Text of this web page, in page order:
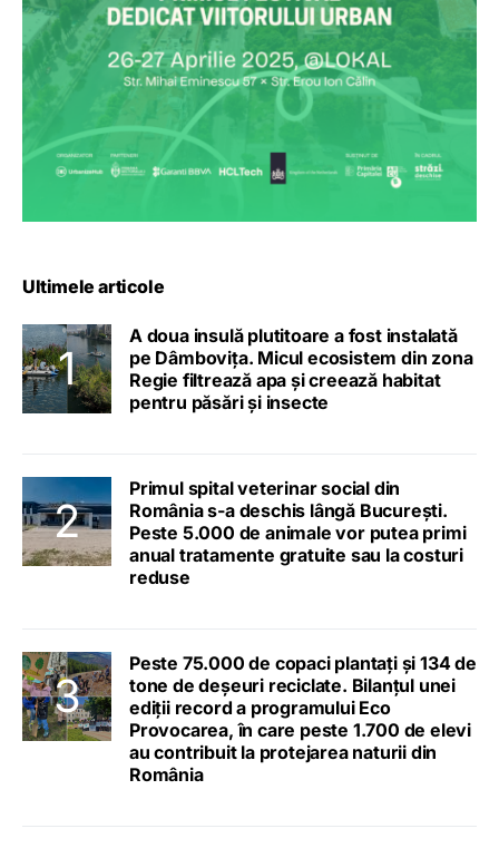
Ultimele articole
A doua insulă plutitoare a fost instalată
pe Dâmbovița. Micul ecosistem din zona
Regie filtrează apa și creează habitat
pentru păsări și insecte
Primul spital veterinar social din
România s-a deschis lângă București.
Peste 5.000 de animale vor putea primi
anual tratamente gratuite sau la costuri
reduse
Peste 75.000 de copaci plantați și 134 de
tone de deșeuri reciclate. Bilanțul unei
ediții record a programului Eco
Provocarea, în care peste 1.700 de elevi
au contribuit la protejarea naturii din
România